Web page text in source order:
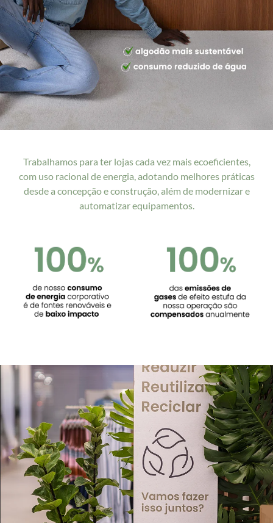
Trabalhamos para ter lojas cada vez mais ecoeficientes,
com uso racional de energia, adotando melhores práticas
desde a concepção e construção, além de modernizar e
automatizar equipamentos.